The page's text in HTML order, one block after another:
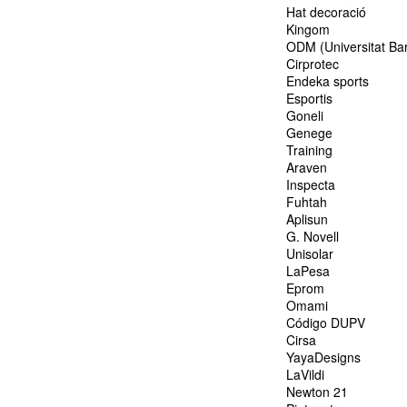
Hat decoració
Kingom
ODM (Universitat
Cirprotec
Endeka sports
Esportis
Goneli
Genege
Training
Araven
Inspecta
Fuhtah
Aplisun
G. Novell
Unisolar
LaPesa
Eprom
Omami
Código DUPV
Cirsa
YayaDesigns
LaVildi
Newton 21